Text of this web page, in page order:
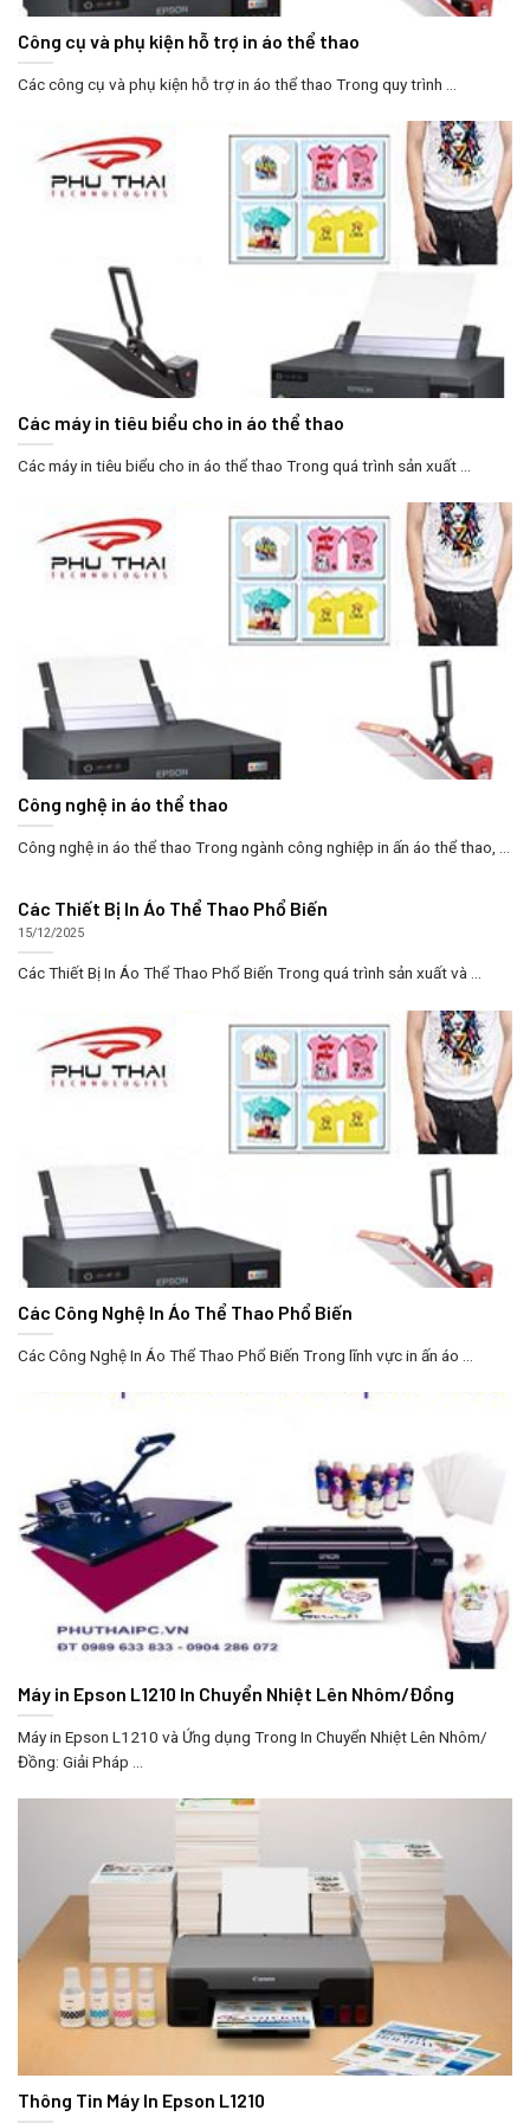
Công cụ và phụ kiện hỗ trợ in áo thể thao
Các công cụ và phụ kiện hỗ trợ in áo thể thao Trong quy trình ...
Các máy in tiêu biểu cho in áo thể thao
Các máy in tiêu biểu cho in áo thể thao Trong quá trình sản xuất ...
Công nghệ in áo thể thao
Công nghệ in áo thể thao Trong ngành công nghiệp in ấn áo thể thao, ...
Các Thiết Bị In Áo Thể Thao Phổ Biến
15/12/2025
Các Thiết Bị In Áo Thể Thao Phổ Biến Trong quá trình sản xuất và ...
Các Công Nghệ In Áo Thể Thao Phổ Biến
Các Công Nghệ In Áo Thể Thao Phổ Biến Trong lĩnh vực in ấn áo ...
Máy in Epson L1210 In Chuyển Nhiệt Lên Nhôm/Đồng
Máy in Epson L1210 và Ứng dụng Trong In Chuyển Nhiệt Lên Nhôm/
Đồng: Giải Pháp ...
Thông Tin Máy In Epson L1210